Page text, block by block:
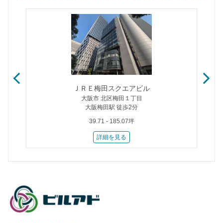
ＪＲＥ梅田スクエアビル
大阪市 北区梅田１丁目
大阪梅田駅 徒歩2分
39.71 - 185.07坪
詳細を見る